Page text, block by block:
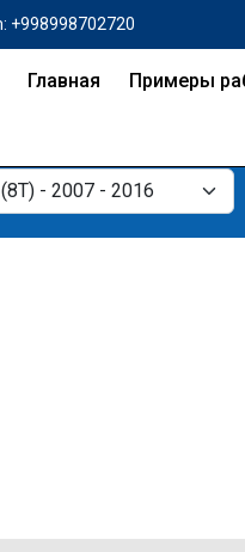
+998998702720
Главная Примеры